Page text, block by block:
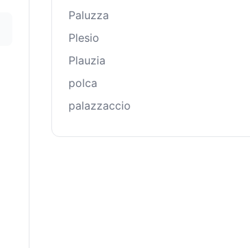
Paluzza
Plesio
Plauzia
polca
palazzaccio